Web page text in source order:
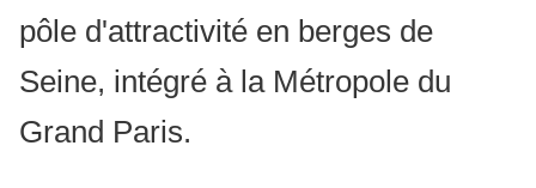
pôle d'attractivité en berges de
Seine, intégré à la Métropole du
Grand Paris.